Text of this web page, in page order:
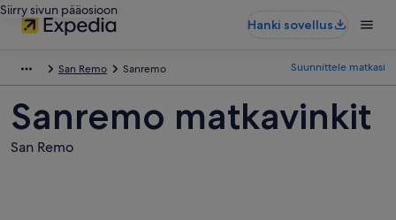
Siirry sivun pääosioon
Hanki sovellus
San Remo Sanremo Suunnittele matkasi
Sanremo matkavinkit
San Remo